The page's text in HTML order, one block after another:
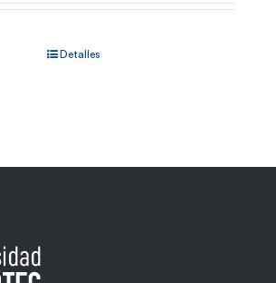
Detalles